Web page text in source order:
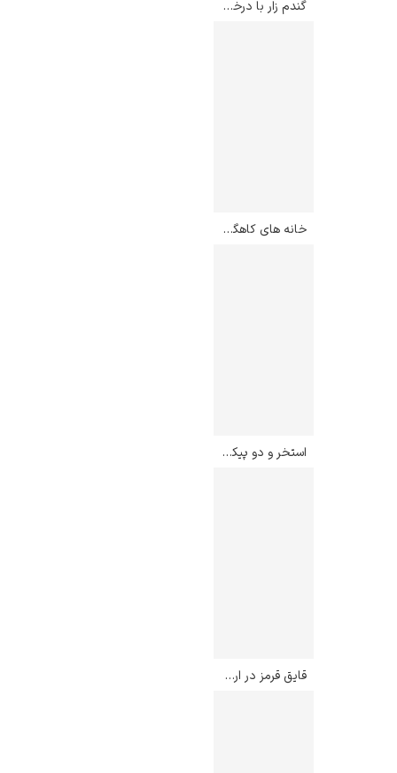
گندم زار با درختان سرو – ونسان ون گوگ
خانه های کاهگلی – پرویز کلانتری
استخر و دو پیکر – دیوید هاکنی
قایق قرمز در ارژانتوی – کلود مونه